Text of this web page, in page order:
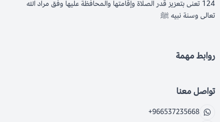
124 تعنى بتعزيز قدر الصلاة وإقامتها والمحافظة عليها وفق مراد الله
تعالى وسنة نبيه ﷺ
روابط مهمة
تواصل معنا
+966537235668